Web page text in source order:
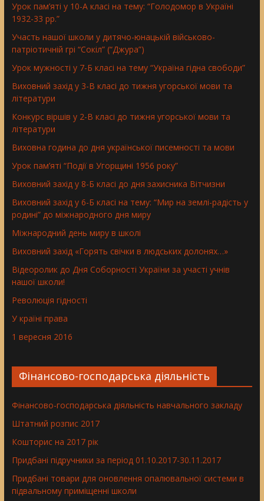
Урок пам’яті у 10-А класі на тему: “Голодомор в Україні
1932-33 рр.”
Участь нашої школи у дитячо-юнацькій військово-
патріотичній грі “Сокіл” (“Джура”)
Урок мужності у 7-Б класі на тему “Україна гідна свободи”
Виховний захід у 3-В класі до тижня угорської мови та
літератури
Конкурс віршів у 2-В класі до тижня угорської мови та
літератури
Виховна година до дня української писемності та мови
Урок пам’яті “Події в Угорщині 1956 року”
Виховний захід у 8-Б класі до дня захисника Вітчизни
Виховний захід у 6-Б класі на тему: “Мир на землі-радість у
родині” до міжнародного дня миру
Міжнародний день миру в школі
Виховний захід «Горять свічки в людських долонях…»
Відеоролик до Дня Соборності України за участі учнів
нашої школи!
Революція гідності
У країні права
1 вересня 2016
Фінансово-господарська діяльність
Фінансово-господарська діяльність навчального закладу
Штатний розпис 2017
Кошторис на 2017 рік
Придбані підручники за період 01.10.2017-30.11.2017
Придбані товари для оновлення опалювальної системи в
підвальному приміщенні школи